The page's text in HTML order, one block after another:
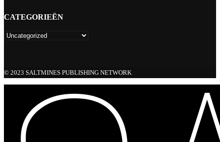
CATEGORIEËN
© 2023 SALTMINES PUBLISHING NETWORK